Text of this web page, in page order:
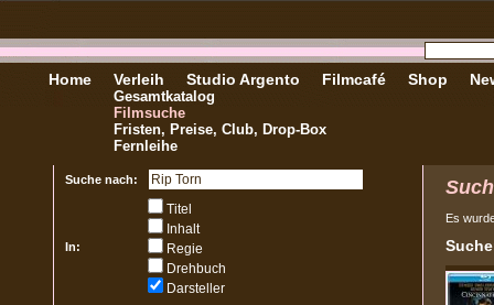
Home Verleih
Gesamtkatalog
Filmsuche
Fristen, Preise, Club, Drop-Box
Fernleihe
Studio Argento Filmcafé Shop
Suche nach:
In:
Titel
Inhalt
Regie
Drehbuch
Darsteller
Es